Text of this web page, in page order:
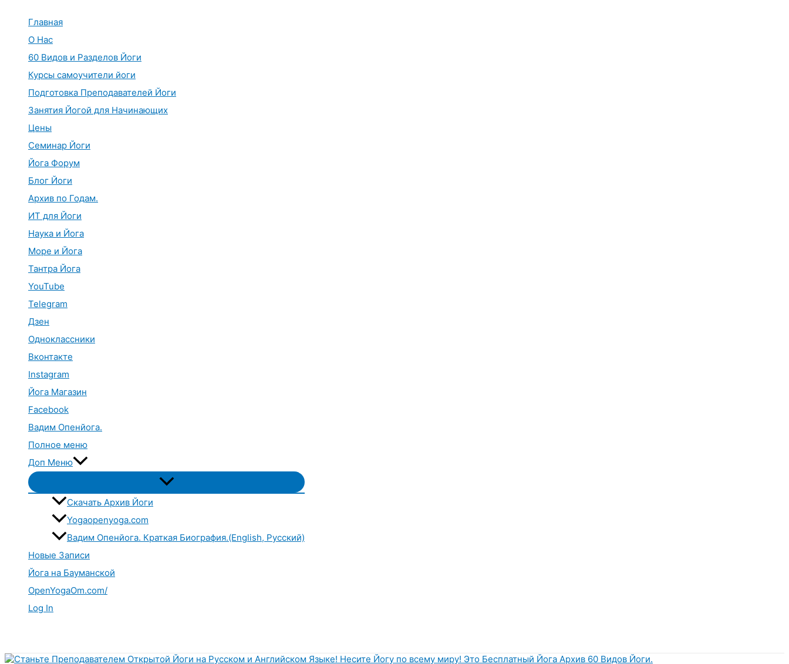
Главная
О Нас
60 Видов и Разделов Йоги
Курсы самоучители йоги
Подготовка Преподавателей Йоги
Занятия Йогой для Начинающих
Цены
Семинар Йоги
Йога Форум
Блог Йоги
Архив по Годам.
ИТ для Йоги
Наука и Йога
Море и Йога
Тантра Йога
YouTube
Telegram
Дзен
Одноклассники
Вконтакте
Instagram
Йога Магазин
Facebook
Вадим Опенйога.
Полное меню
Доп Меню
Переключатель
меню
Скачать Архив Йоги
Yogaopenyoga.com
Вадим Опенйога. Краткая Биография.(English, Русский)
Новые Записи
Йога на Бауманской
OpenYogaOm.com/
Log In